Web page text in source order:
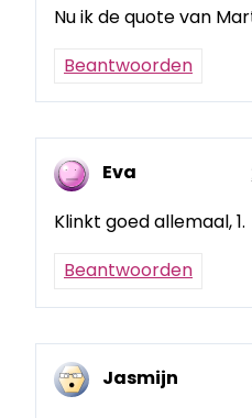
Nu ik de quote van
Beantwoorden
Eva
Klinkt goed allemaal, 1.
Beantwoorden
Jasmijn